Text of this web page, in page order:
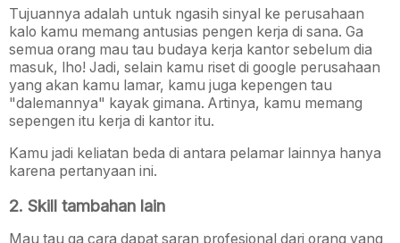
Tujuannya adalah untuk ngasih sinyal ke perusahaan
kalo kamu memang antusias pengen kerja di sana. Ga
semua orang mau tau budaya kerja kantor sebelum dia
masuk, lho! Jadi, selain kamu riset di google perusahaan
yang akan kamu lamar, kamu juga kepengen tau
"dalemannya" kayak gimana. Artinya, kamu memang
sepengen itu kerja di kantor itu.
Kamu jadi keliatan beda di antara pelamar lainnya hanya
karena pertanyaan ini.
2. Skill tambahan lain
Mau tau ga cara dapat saran profesional dari orang yang